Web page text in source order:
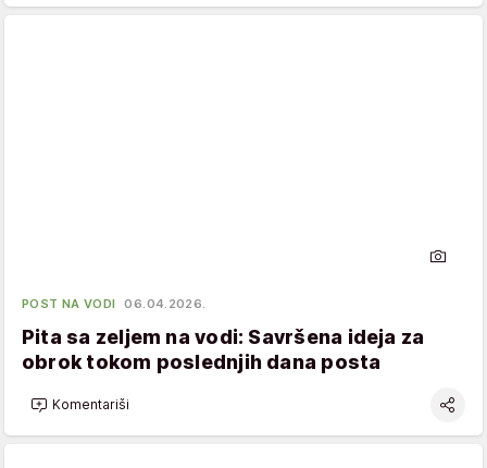
POST NA VODI 06.04.2026.
Pita sa zeljem na vodi: Savršena ideja za
obrok tokom poslednjih dana posta
Komentariši